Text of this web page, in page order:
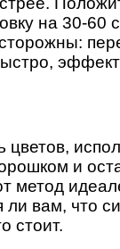
на 30-60
и
метод
ли вам, что
стоит.